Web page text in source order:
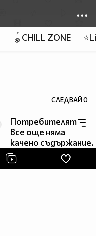
🪀CHILL ZONE
СЛЕДВАЙ0
Потребителят
все още няма
качено съдържание.